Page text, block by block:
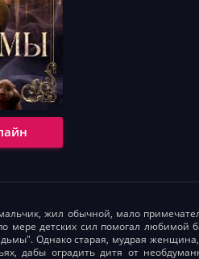
жил обычной, мало
мере детских сил помогал любимой
Однако старая, мудрая
дабы оградить дитя от